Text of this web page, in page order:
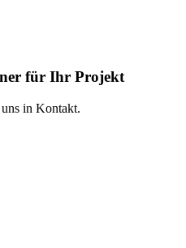
für Ihr Projekt
in Kontakt.